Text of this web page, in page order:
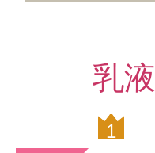
乳液
1